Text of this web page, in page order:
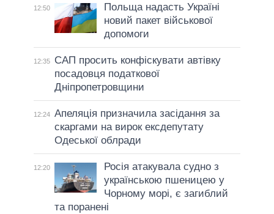
12:50
Польща надасть Україні
новий пакет військової
допомоги
12:35
САП просить конфіскувати автівку
посадовця податкової
Дніпропетровщини
12:24 Апеляція призначила засідання за
скаргами на вирок ексдепутату
Одеської облради
12:20
Росія атакувала судно з
українською пшеницею у
Чорному морі, є загиблий
та поранені